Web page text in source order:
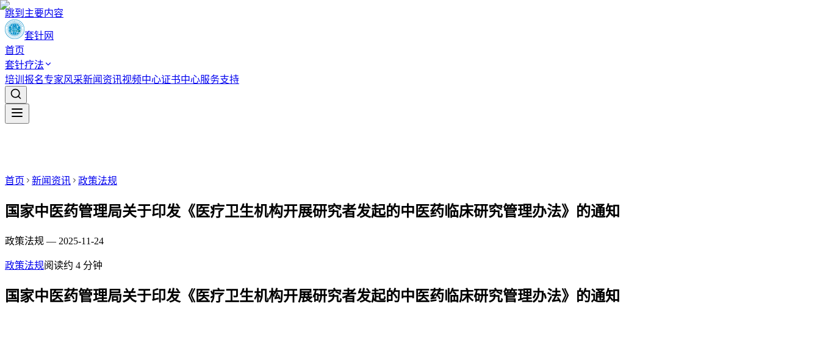
跳到主要内容
套针网
首页
套针疗法
培训报名专家风采新闻资讯视频中心证书中心服务支持
首页 新闻资讯 政策法规
国家中医药管理局关于印发《医疗卫生机构开展研究者发起的中医药临床研究管理办法》的通知
政策法规 — 2025-11-24
政策法规阅读约 4 分钟
国家中医药管理局关于印发《医疗卫生机构开展研究者发起的中医药临床研究管理办法》的通知